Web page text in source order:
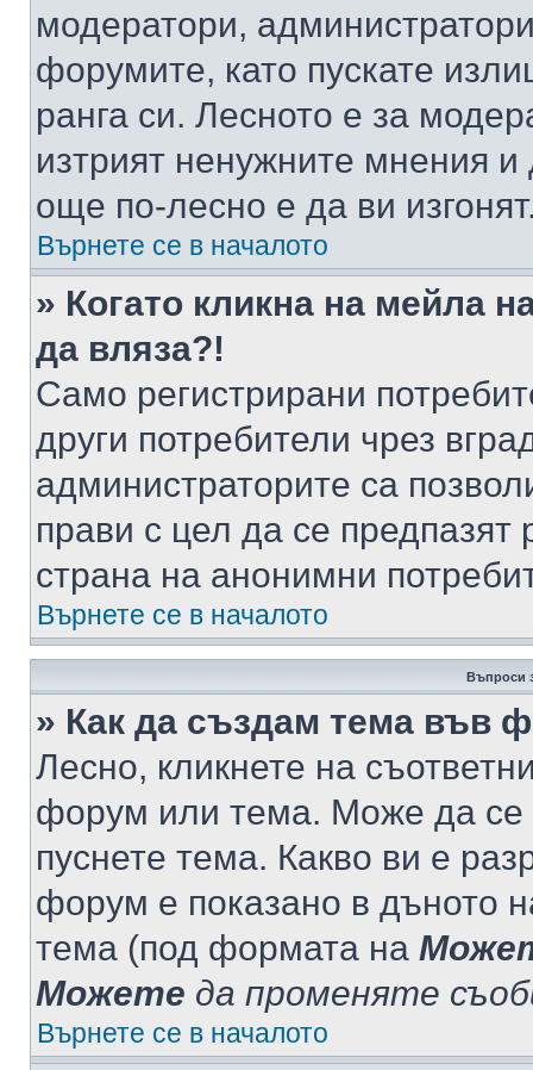
модератори,
форумите, като пускате
ранга си. Лесното е за
изтрият ненужните мнения
още по-лесно е да ви
Върнете се в началото
» Когато кликна на мейла
да вляза?!
Само регистрирани
други потребители чрез
администраторите са
прави с цел да се предпазят
страна на анонимни
Върнете се в началото
Въпроси
» Как да създам тема във
Лесно, кликнете на
форум или тема. Може да се
пуснете тема. Какво ви е
форум е показано в дъното
тема (под формата на
Можете да променяте
Върнете се в началото